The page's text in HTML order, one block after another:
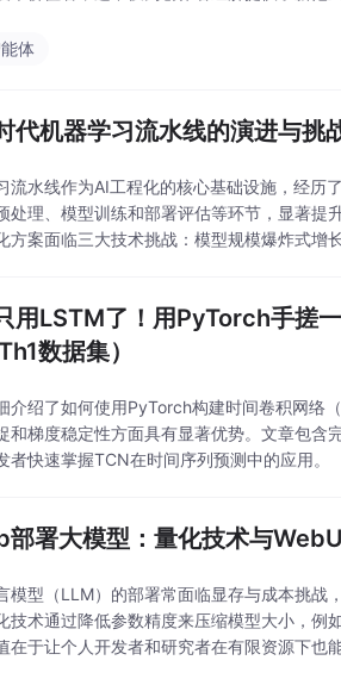
体
代机器学习流水线的演进与挑
流水线作为AI工程化的核心基础设施，经历
处理、模型训练和部署评估等环节，显著提
方案面临三大技术挑战：模型规模爆炸式增
用LSTM了！用PyTorch手搓
数据集）
介绍了如何使用PyTorch构建时间卷积网络
和梯度稳定性方面具有显著优势。文章包含
者快速掌握TCN在时间序列预测中的应用。
部署大模型：量化技术与
模型（LLM）的部署常面临显存与成本挑战
技术通过降低参数精度来压缩模型大小，例
在于让个人开发者和研究者在有限资源下也